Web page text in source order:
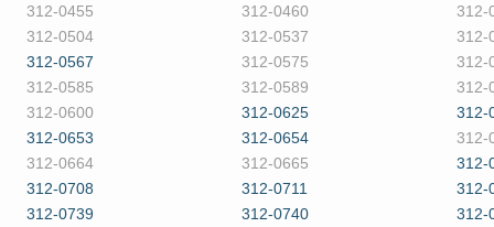
312-0455
312-0460
312-
312-0504
312-0537
312-
312-0567
312-0575
312-
312-0585
312-0589
312-
312-0600
312-0625
312-
312-0653
312-0654
312-
312-0664
312-0665
312-
312-0708
312-0711
312-
312-0739
312-0740
312-